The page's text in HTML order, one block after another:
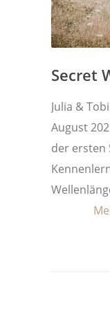
Secret
Julia &
August
der ersten